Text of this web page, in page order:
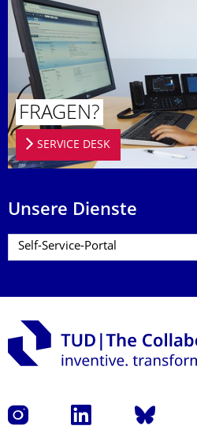
FRAGEN?
SERVICE DESK
Unsere Dienste
Instagram LinkedIn Bluesky